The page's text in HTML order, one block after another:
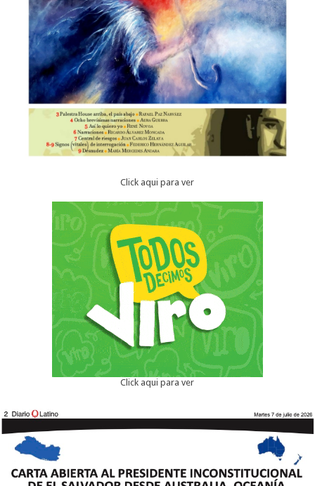
Click aqui para ver
Click aqui para ver